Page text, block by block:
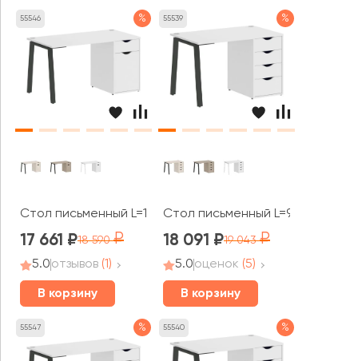
55546 %
Стол письменный L=1380мм VR.SP-3-138.1.A Хоум Офис
17 661 18 590
5.0отзывов (1)
В корзину
55539 %
Стол письменный L=980мм
18 091 19 043
5.0оценок (5)
В корзину
55547 % 55540 %